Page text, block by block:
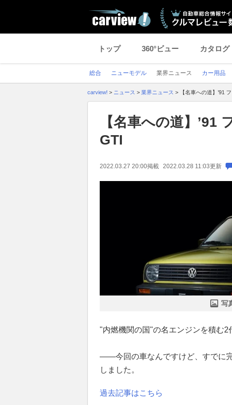
トップ 360°ビュー カタログ
総合 ニューモデル 業界ニュース カー用品
carview! > ニュース > 業界ニュース > 【名車への道】’91
【名車への道】’91
GTI
2022.03.27 20:00掲載 2022.03.28 11:03更新
写
"内燃機関の国"の名エンジンを積む2
——今回の車なんですけど、すでに
しました。
過去記事はこちら